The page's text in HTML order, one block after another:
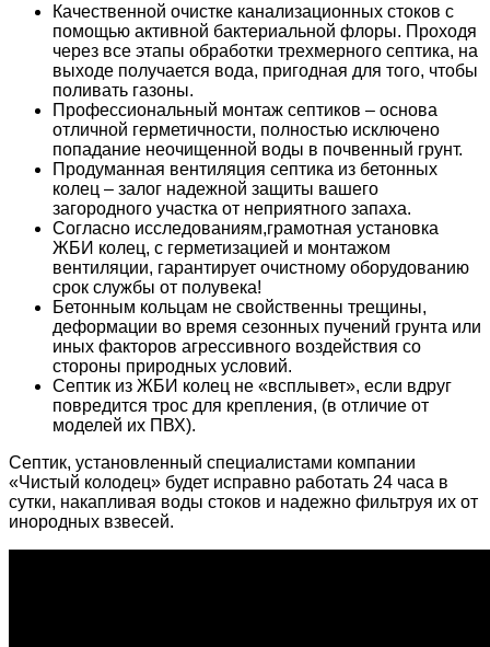
Качественной очистке канализационных стоков с
помощью активной бактериальной флоры. Проходя
через все этапы обработки трехмерного септика, на
выходе получается вода, пригодная для того, чтобы
поливать газоны.
Профессиональный монтаж септиков – основа
отличной герметичности, полностью исключено
попадание неочищенной воды в почвенный грунт.
Продуманная вентиляция септика из бетонных
колец – залог надежной защиты вашего
загородного участка от неприятного запаха.
Согласно исследованиям,грамотная установка
ЖБИ колец, с герметизацией и монтажом
вентиляции, гарантирует очистному оборудованию
срок службы от полувека!
Бетонным кольцам не свойственны трещины,
деформации во время сезонных пучений грунта или
иных факторов агрессивного воздействия со
стороны природных условий.
Септик из ЖБИ колец не «всплывет», если вдруг
повредится трос для крепления, (в отличие от
моделей их ПВХ).
Септик, установленный специалистами компании
«Чистый колодец» будет исправно работать 24 часа в
сутки, накапливая воды стоков и надежно фильтруя их от
инородных взвесей.